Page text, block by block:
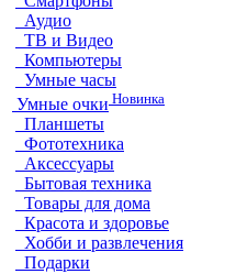
Аудио
ТВ и Видео
Компьютеры
Умные часы
Умные очки Новинка
Планшеты
Фототехника
Аксессуары
Бытовая техника
Товары для дома
Красота и здоровье
Хобби и развлечения
Подарки